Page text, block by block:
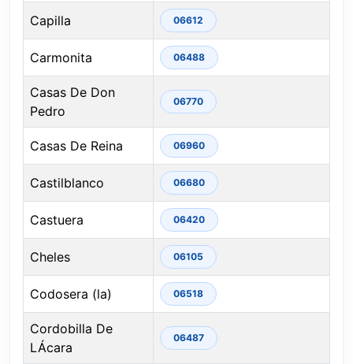
Capilla 06612
Carmonita 06488
Casas De Don
Pedro
06770
Casas De Reina 06960
Castilblanco 06680
Castuera 06420
Cheles 06105
Codosera (la) 06518
Cordobilla De
LÁcara
06487